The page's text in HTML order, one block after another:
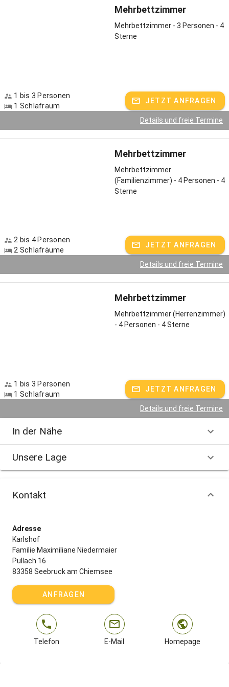
Mehrbettzimmer
Mehrbettzimmer - 3 Personen - 4
Sterne
1 bis 3 Personen
1 Schlafraum
JETZT ANFRAGEN
Details und freie Termine
Mehrbettzimmer
Mehrbettzimmer
(Familienzimmer) - 4 Personen - 4
Sterne
2 bis 4 Personen
2 Schlafräume
JETZT ANFRAGEN
Details und freie Termine
Mehrbettzimmer
Mehrbettzimmer (Herrenzimmer)
- 4 Personen - 4 Sterne
1 bis 3 Personen
1 Schlafraum
JETZT ANFRAGEN
Details und freie Termine
In der Nähe
Unsere Lage
Kontakt
Adresse
Karlshof
Familie Maximiliane Niedermaier
Pullach 16
83358 Seebruck am Chiemsee
ANFRAGEN
Telefon E-Mail Homepage